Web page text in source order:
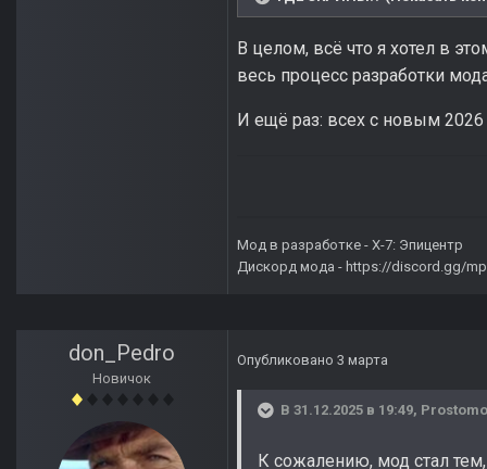
В целом, всё что я хотел в
весь процесс разработки
И ещё раз: всех с новым
Мод в разработке - X-7: Эпицентр
Дискорд мода - https://discord.gg/
don_Pedro
Новичок
Опубликовано 3 марта
В 31.12.2025 в 19:49,
К сожалению, мод стал